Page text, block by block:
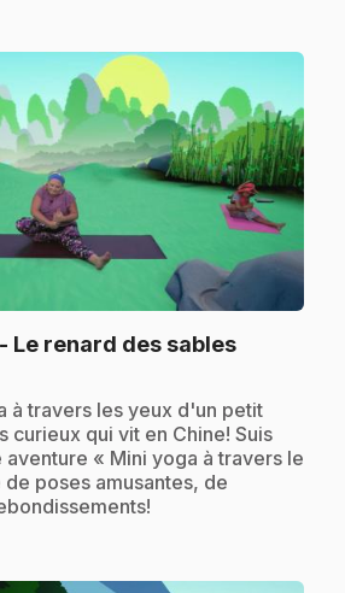
Le renard des sables.
à travers les yeux d'un petit
curieux qui vit en Chine! Suis
« Mini yoga à travers le
poses amusantes, de